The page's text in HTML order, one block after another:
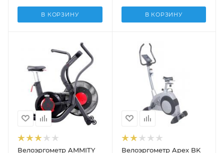
В КОРЗИНУ В КОРЗИНУ
Велоэргометр AMMITY
Велоэргометр Apex BK